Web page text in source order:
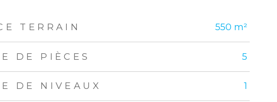
TERRAIN 550 m²
DE PIÈCES 5
DE NIVEAUX 1